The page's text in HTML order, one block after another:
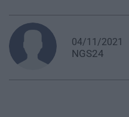
04/11/2021
NGS24